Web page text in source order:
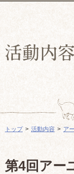
トップ 活動内容 ア
第4回アー